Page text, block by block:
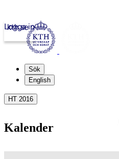
kth.se
Logga in
Sök
English
HT 2016
Kalender